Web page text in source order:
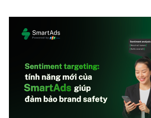
Nhi khoa
Nam khoa
Phòng mạch online
Ăn sạch sống khỏe